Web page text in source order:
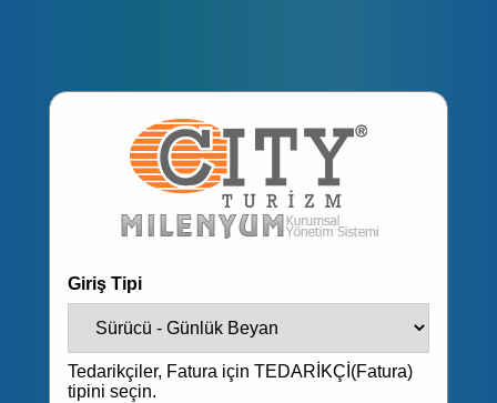
Giriş Tipi
Tedarikçiler, Fatura için TEDARİKÇİ(Fatura)
tipini seçin.